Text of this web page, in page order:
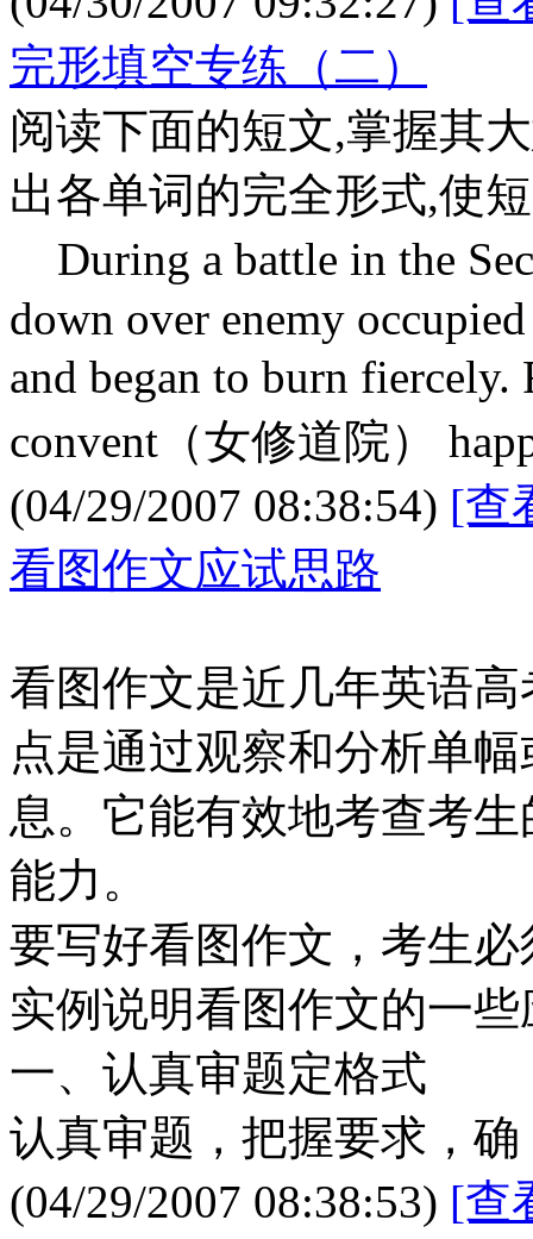
完形填空专练（二）
阅读下面的短文,掌握其
出各单词的完全形式,使
During a battle in the
down over enemy
and began to burn
convent（女修道院）
(04/29/2007 08:38:54) [查
看图作文应试思路
看图作文是近几年英语
点是通过观察和分析单
息。它能有效地考查考
能力。
要写好看图作文，考生
实例说明看图作文的一
一、认真审题定格式
认真审题，把握要求，确
(04/29/2007 08:38:53) [查